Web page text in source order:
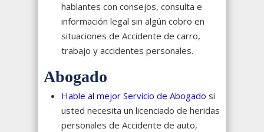
hablantes con consejos, consulta e
información legal sin algún cobro en
situaciones de Accidente de carro,
trabajo y accidentes personales.
Abogado
Hable al mejor Servicio de Abogado si
usted necesita un licenciado de heridas
personales de Accidente de auto,